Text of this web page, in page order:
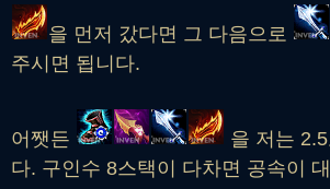
을 먼저 갔다면 그 다음으로
주시면 됩니다.
어쨋든
을 저는
다. 구인수 8스택이 다차면 공속이